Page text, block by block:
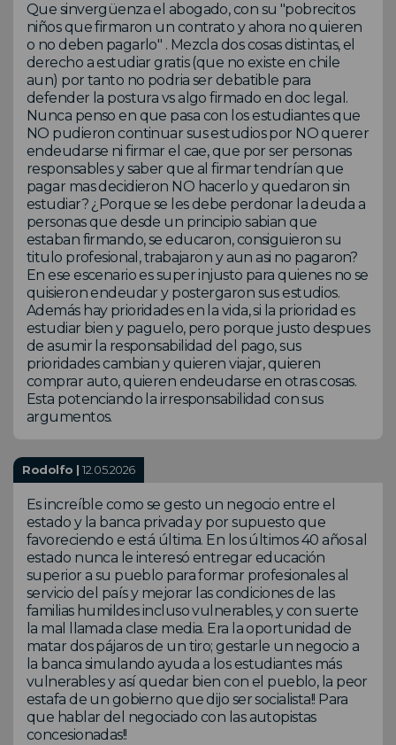
Que sinvergüenza el abogado, con su "pobrecitos
niños que firmaron un contrato y ahora no quieren
o no deben pagarlo" . Mezcla dos cosas distintas, el
derecho a estudiar gratis (que no existe en chile
aun) por tanto no podria ser debatible para
defender la postura vs algo firmado en doc legal.
Nunca penso en que pasa con los estudiantes que
NO pudieron continuar sus estudios por NO querer
endeudarse ni firmar el cae, que por ser personas
responsables y saber que al firmar tendrían que
pagar mas decidieron NO hacerlo y quedaron sin
estudiar? ¿Porque se les debe perdonar la deuda a
personas que desde un principio sabian que
estaban firmando, se educaron, consiguieron su
titulo profesional, trabajaron y aun asi no pagaron?
En ese escenario es super injusto para quienes no se
quisieron endeudar y postergaron sus estudios.
Además hay prioridades en la vida, si la prioridad es
estudiar bien y paguelo, pero porque justo despues
de asumir la responsabilidad del pago, sus
prioridades cambian y quieren viajar, quieren
comprar auto, quieren endeudarse en otras cosas.
Esta potenciando la irresponsabilidad con sus
argumentos.
Rodolfo |12.05.2026
Es increíble como se gesto un negocio entre el
estado y la banca privada y por supuesto que
favoreciendo e está última. En los últimos 40 años al
estado nunca le interesó entregar educación
superior a su pueblo para formar profesionales al
servicio del país y mejorar las condiciones de las
familias humildes incluso vulnerables, y con suerte
la mal llamada clase media. Era la oportunidad de
matar dos pájaros de un tiro; gestarle un negocio a
la banca simulando ayuda a los estudiantes más
vulnerables y así quedar bien con el pueblo, la peor
estafa de un gobierno que dijo ser socialista!! Para
que hablar del negociado con las autopistas
concesionadas!!